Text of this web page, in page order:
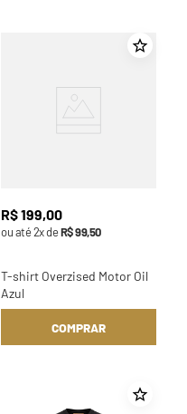
R$199,00
ou até2x deR$99,50
T-shirt Overzised Motor Oil
Azul
COMPRAR